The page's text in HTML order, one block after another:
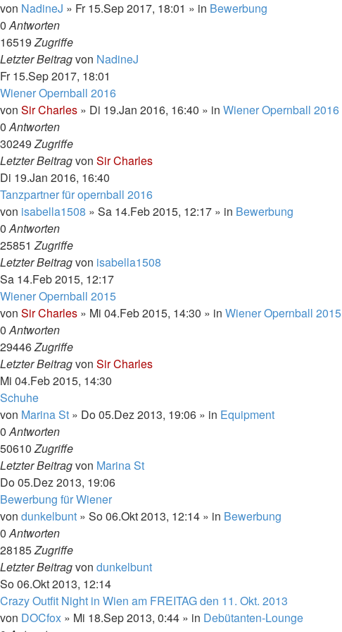
von NadineJ » Fr 15.Sep 2017, 18:01 » in Bewerbung
0Antworten
16519Zugriffe
Letzter Beitragvon NadineJ
Fr 15.Sep 2017, 18:01
Wiener Opernball 2016
von Sir Charles » Di 19.Jan 2016, 16:40 » in Wiener Opernball 2016
0Antworten
30249Zugriffe
Letzter Beitragvon Sir Charles
Di 19.Jan 2016, 16:40
Tanzpartner für opernball 2016
von isabella1508 » Sa 14.Feb 2015, 12:17 » in Bewerbung
0Antworten
25851Zugriffe
Letzter Beitragvon isabella1508
Sa 14.Feb 2015, 12:17
Wiener Opernball 2015
von Sir Charles » Mi 04.Feb 2015, 14:30 » in Wiener Opernball 2015
0Antworten
29446Zugriffe
Letzter Beitragvon Sir Charles
Mi 04.Feb 2015, 14:30
Schuhe
von Marina St » Do 05.Dez 2013, 19:06 » in Equipment
0Antworten
50610Zugriffe
Letzter Beitragvon Marina St
Do 05.Dez 2013, 19:06
Bewerbung für Wiener
von dunkelbunt » So 06.Okt 2013, 12:14 » in Bewerbung
0Antworten
28185Zugriffe
Letzter Beitragvon dunkelbunt
So 06.Okt 2013, 12:14
Crazy Outfit Night in Wien am FREITAG den 11. Okt. 2013
von DOCfox » Mi 18.Sep 2013, 0:44 » in Debütanten-Lounge